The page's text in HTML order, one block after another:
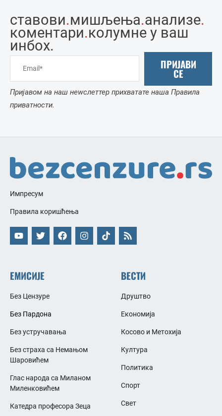
ставови.мишљења.анализе.
коментари.колумне у ваш
инбоx.
ПРИЈАВИ
СЕ
Пријавом на наш неwслеттер прихватате наша Правила
приватности.
Импресум
Правила коришћења
ЕМИСИЈЕ
Без Цензуре
Без Пардона
Без устручавања
Без страха са Немањом
Шаровићем
Глас народа са Миланом
Миленковићем
Катедра професора Зеца
ВЕСТИ
Друштво
Економија
Косово и Метохија
Култура
Политика
Спорт
Свет